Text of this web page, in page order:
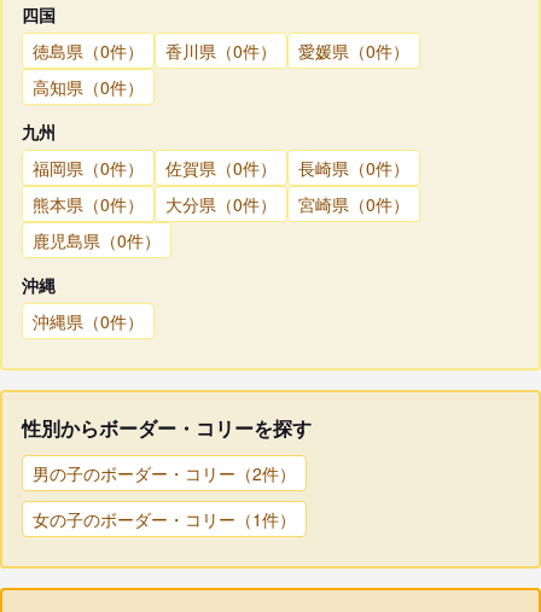
四国
徳島県（0件）
香川県（0件）
愛媛県（0件）
高知県（0件）
九州
福岡県（0件）
佐賀県（0件）
長崎県（0件）
熊本県（0件）
大分県（0件）
宮崎県（0件）
鹿児島県（0件）
沖縄
沖縄県（0件）
性別からボーダー・コリーを探す
男の子のボーダー・コリー（2件）
女の子のボーダー・コリー（1件）